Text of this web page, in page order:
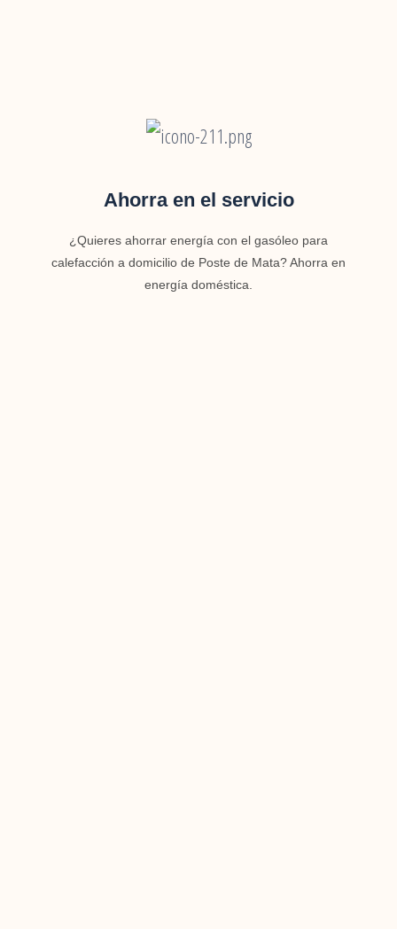
Ahorra en el servicio
¿Quieres ahorrar energía con el gasóleo para
calefacción a domicilio de Poste de Mata? Ahorra en
energía doméstica.